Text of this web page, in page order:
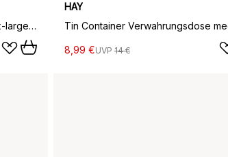
Tin Container Verwahrungsdose x-large, Off white-blue-red
HAY
8,99 €UVP 14 €